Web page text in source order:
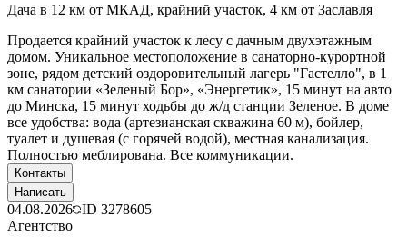
Дача в 12 км от МКАД, крайний участок, 4 км от Заславля
Продается крайний участок к лесу с дачным двухэтажным
домом. Уникальное местоположение в санаторно-курортной
зоне, рядом детский оздоровительный лагерь "Гастелло", в 1
км санатории «Зеленый Бор», «Энергетик», 15 минут на авто
до Минска, 15 минут ходьбы до ж/д станции Зеленое. В доме
все удобства: вода (артезианская скважина 60 м), бойлер,
туалет и душевая (с горячей водой), местная канализация.
Полностью меблирована. Все коммуникации.
Контакты
Написать
04.08.2026 ID 3278605
Агентство